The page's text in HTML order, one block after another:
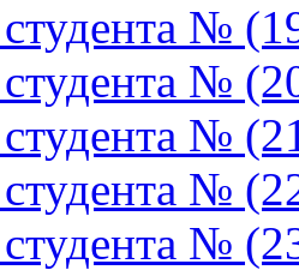
№
№
№
№
№